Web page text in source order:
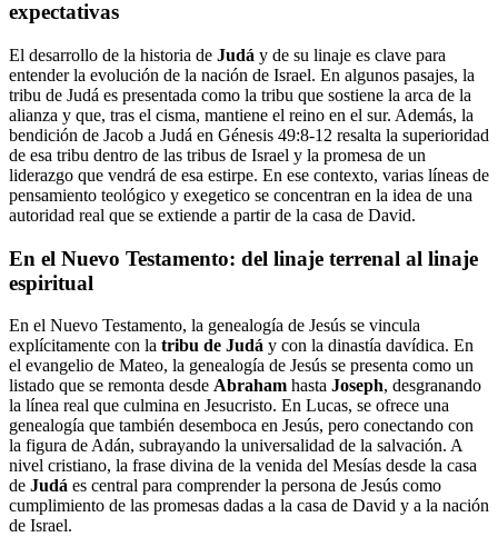
expectativas
El desarrollo de la historia de Judá y de su linaje es clave para
entender la evolución de la nación de Israel. En algunos pasajes, la
tribu de Judá es presentada como la tribu que sostiene la arca de la
alianza y que, tras el cisma, mantiene el reino en el sur. Además, la
bendición de Jacob a Judá en Génesis 49:8-12 resalta la superioridad
de esa tribu dentro de las tribus de Israel y la promesa de un
liderazgo que vendrá de esa estirpe. En ese contexto, varias líneas de
pensamiento teológico y exegetico se concentran en la idea de una
autoridad real que se extiende a partir de la casa de David.
En el Nuevo Testamento: del linaje terrenal al linaje
espiritual
En el Nuevo Testamento, la genealogía de Jesús se vincula
explícitamente con la tribu de Judá y con la dinastía davídica. En
el evangelio de Mateo, la genealogía de Jesús se presenta como un
listado que se remonta desde Abraham hasta Joseph, desgranando
la línea real que culmina en Jesucristo. En Lucas, se ofrece una
genealogía que también desemboca en Jesús, pero conectando con
la figura de Adán, subrayando la universalidad de la salvación. A
nivel cristiano, la frase divina de la venida del Mesías desde la casa
de Judá es central para comprender la persona de Jesús como
cumplimiento de las promesas dadas a la casa de David y a la nación
de Israel.